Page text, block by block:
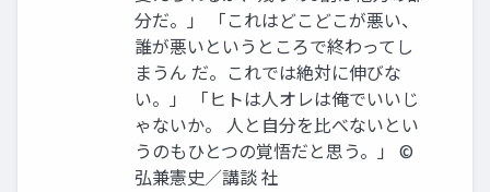
分だ。」 「これはどこどこが悪い、
誰が悪いというところで終わってし
まうん だ。これでは絶対に伸びな
い。」 「ヒトは人オレは俺でいいじ
ゃないか。 人と自分を比べないとい
うのもひとつの覚悟だと思う。」 ©
弘兼憲史／講談 社